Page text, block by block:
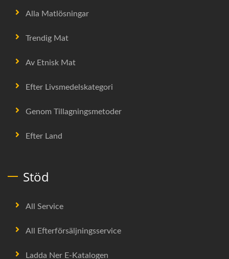
Alla Matlösningar
Trendig Mat
Av Etnisk Mat
Efter Livsmedelskategori
Genom Tillagningsmetoder
Efter Land
Stöd
All Service
All Efterförsäljningsservice
Ladda Ner E-Katalogen